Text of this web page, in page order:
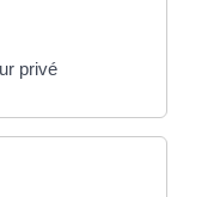
privé